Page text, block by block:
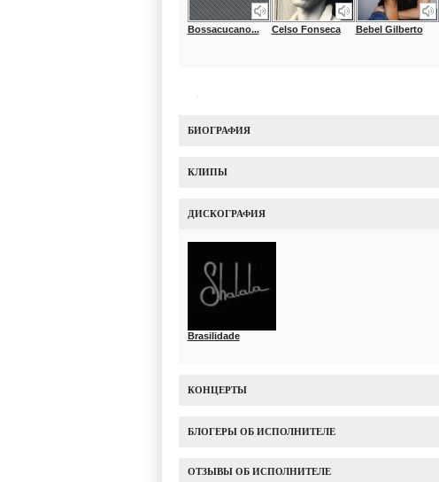
Bossacucano... Celso Fonseca Bebel Gilberto
БИОГРАФИЯ
КЛИПЫ
ДИСКОГРАФИЯ
Brasilidade
КОНЦЕРТЫ
БЛОГЕРЫ ОБ ИСПОЛНИТЕЛЕ
ОТЗЫВЫ ОБ ИСПОЛНИТЕЛЕ